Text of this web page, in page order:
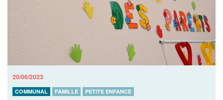
20/06/2023
COMMUNAL FAMILLE PETITE ENFANCE